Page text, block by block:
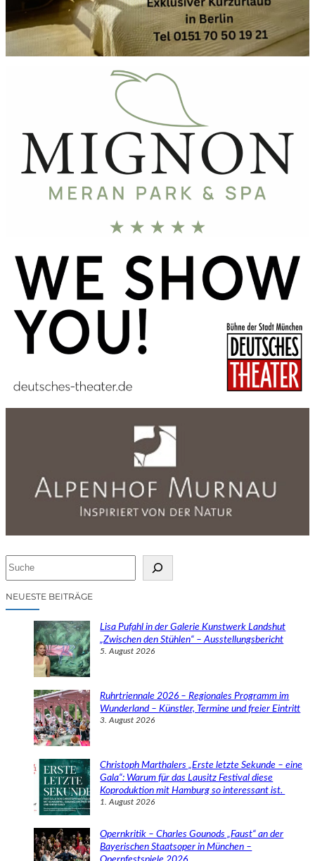
NEUESTE BEITRÄGE
Lisa Pufahl in der Galerie Kunstwerk Landshut
„Zwischen den Stühlen“ – Ausstellungsbericht
5. August 2026
Ruhrtriennale 2026 – Regionales Programm im
Wunderland – Künstler, Termine und freier Eintritt
3. August 2026
Christoph Marthalers „Erste letzte Sekunde – eine
Gala“: Warum für das Lausitz Festival diese
Koproduktion mit Hamburg so interessant ist.
1. August 2026
Opernkritik – Charles Gounods „Faust“ an der
Bayerischen Staatsoper in München –